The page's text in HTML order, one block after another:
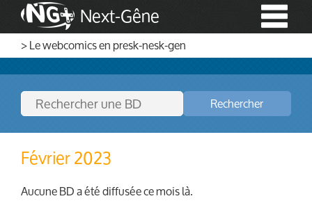
Next-Gêne
> Le webcomics en presk-nesk-gen
Rechercher
Février 2023
Aucune BD a été diffusée ce mois là.